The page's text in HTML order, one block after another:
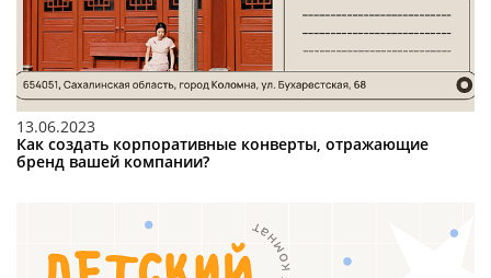
13.06.2023
Как создать корпоративные конверты, отражающие
бренд вашей компании?